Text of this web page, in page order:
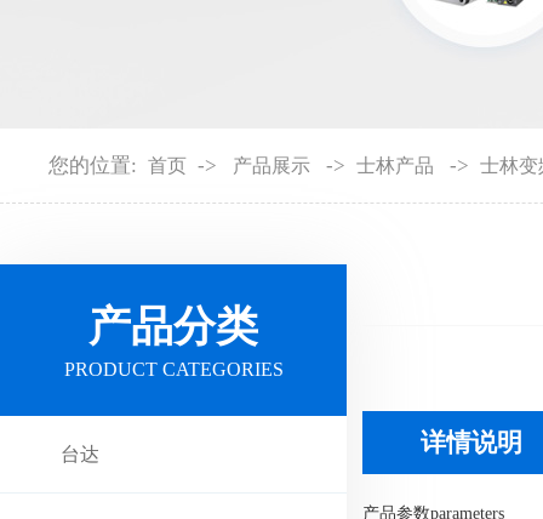
您的位置: 首页 -> 产品展示 -> 士林产品 -> 士林变
产品分类
PRODUCT CATEGORIES
台达 详情说明
产品参数parameters